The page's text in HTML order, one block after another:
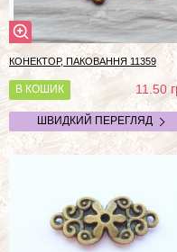
КОНЕКТОР, ПАКОВАННЯ 11359
В КОШИК 11.50
ШВИДКИЙ ПЕРЕГЛЯД